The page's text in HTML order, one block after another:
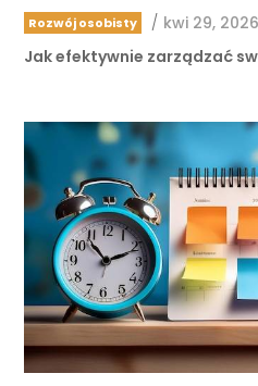
Rozwój osobisty / kwi 29, 2026
Jak efektywnie zarządzać